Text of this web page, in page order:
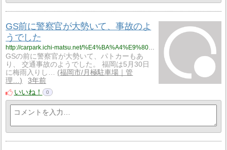
GS前に警察官が大勢いて、事故のよ
うでした
GSの前に警察官が大勢いて、パトカーもあ
り、 交通事故のようでした。 福岡は5月30日
に梅雨入りし…
福岡市/月極駐車場｜管
理…
3年前
いいね！
0